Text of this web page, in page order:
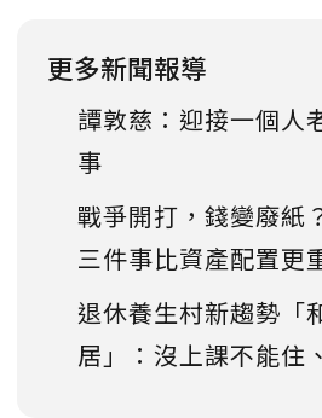
更多新聞報導
譚敦慈：迎接一個人
事
戰爭開打，錢變廢紙
三件事比資產配置更
退休養生村新趨勢「
居」：沒上課不能住